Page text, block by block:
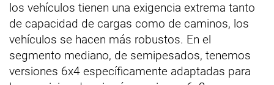
los vehículos tienen una exigencia extrema tanto
de capacidad de cargas como de caminos, los
vehículos se hacen más robustos. En el
segmento mediano, de semipesados, tenemos
versiones 6x4 específicamente adaptadas para